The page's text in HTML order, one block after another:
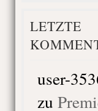
LETZTE
user-
zu